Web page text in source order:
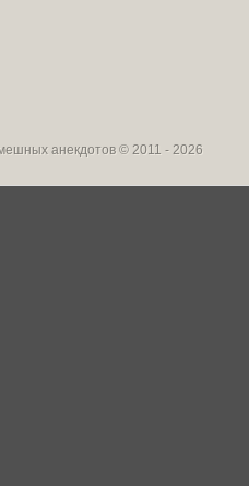
анекдотов © 2011 - 2026